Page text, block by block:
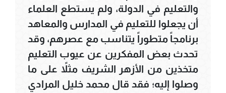
والتعليم في الدولة، ولم يستطع العلماء
أن يجعلوا للتعليم في المدارس والمعاهد
برنامجاً متطوراً يتناسب مع عصرهم، وقد
تحدث بعض المفكرين عن عيوب التعليم
متخذين من الأزهر الشريف مثلاً على ما
وصلوا إليه؛ فقد قال محمد خليل المرادي